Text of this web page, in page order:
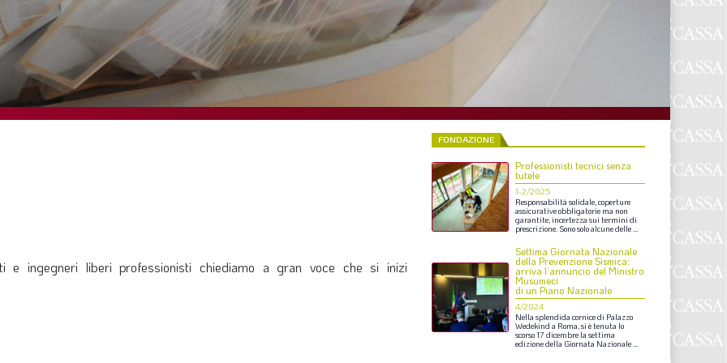
e ingegneri liberi professionisti chiediamo a gran voce che si inizi
FONDAZIONE
Professionisti tecnici senza
tutele
1-2/2025
Responsabilità solidale, coperture
assicurativeobbligatorie ma non
garantite, incertezza sui termini di
prescrizione. Sonosoloalcunedelle
Settima Giornata Nazionale
della Prevenzione Sismica:
arriva l’annuncio del Ministro
Musumeci
di un Piano Nazionale
4/2024
Nella splendida cornicedi Palazzo
Wedekind a Roma, si è tenuta lo
scorso17dicembre la settima
edizionedella Giornata Nazionale